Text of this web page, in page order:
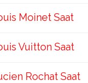
Moinet Saat
Vuitton Saat
Rochat Saat